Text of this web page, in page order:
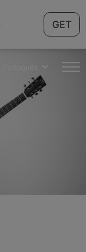
GET